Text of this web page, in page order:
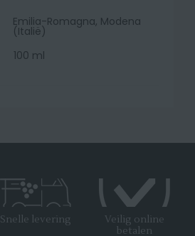
Emilia-Romagna, Modena
(Italië)
100 ml
Snelle levering
Veilig online
betalen